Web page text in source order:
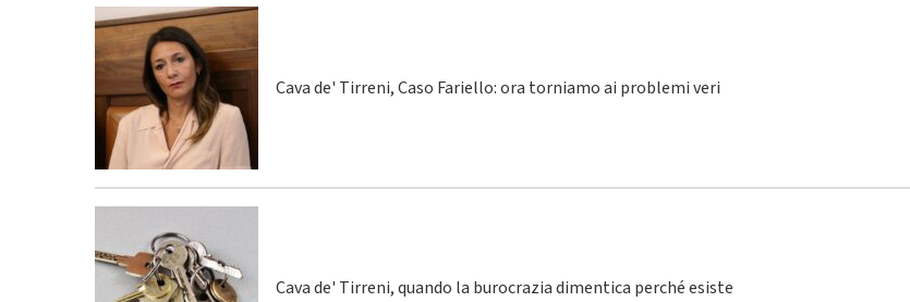
Cava de' Tirreni, Caso Fariello: ora torniamo ai problemi veri
Cava de' Tirreni, quando la burocrazia dimentica perché esiste